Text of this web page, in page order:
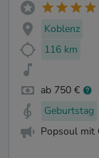
Koblenz
116 km
ab 750 €
Geburtstag
Popsoul mit